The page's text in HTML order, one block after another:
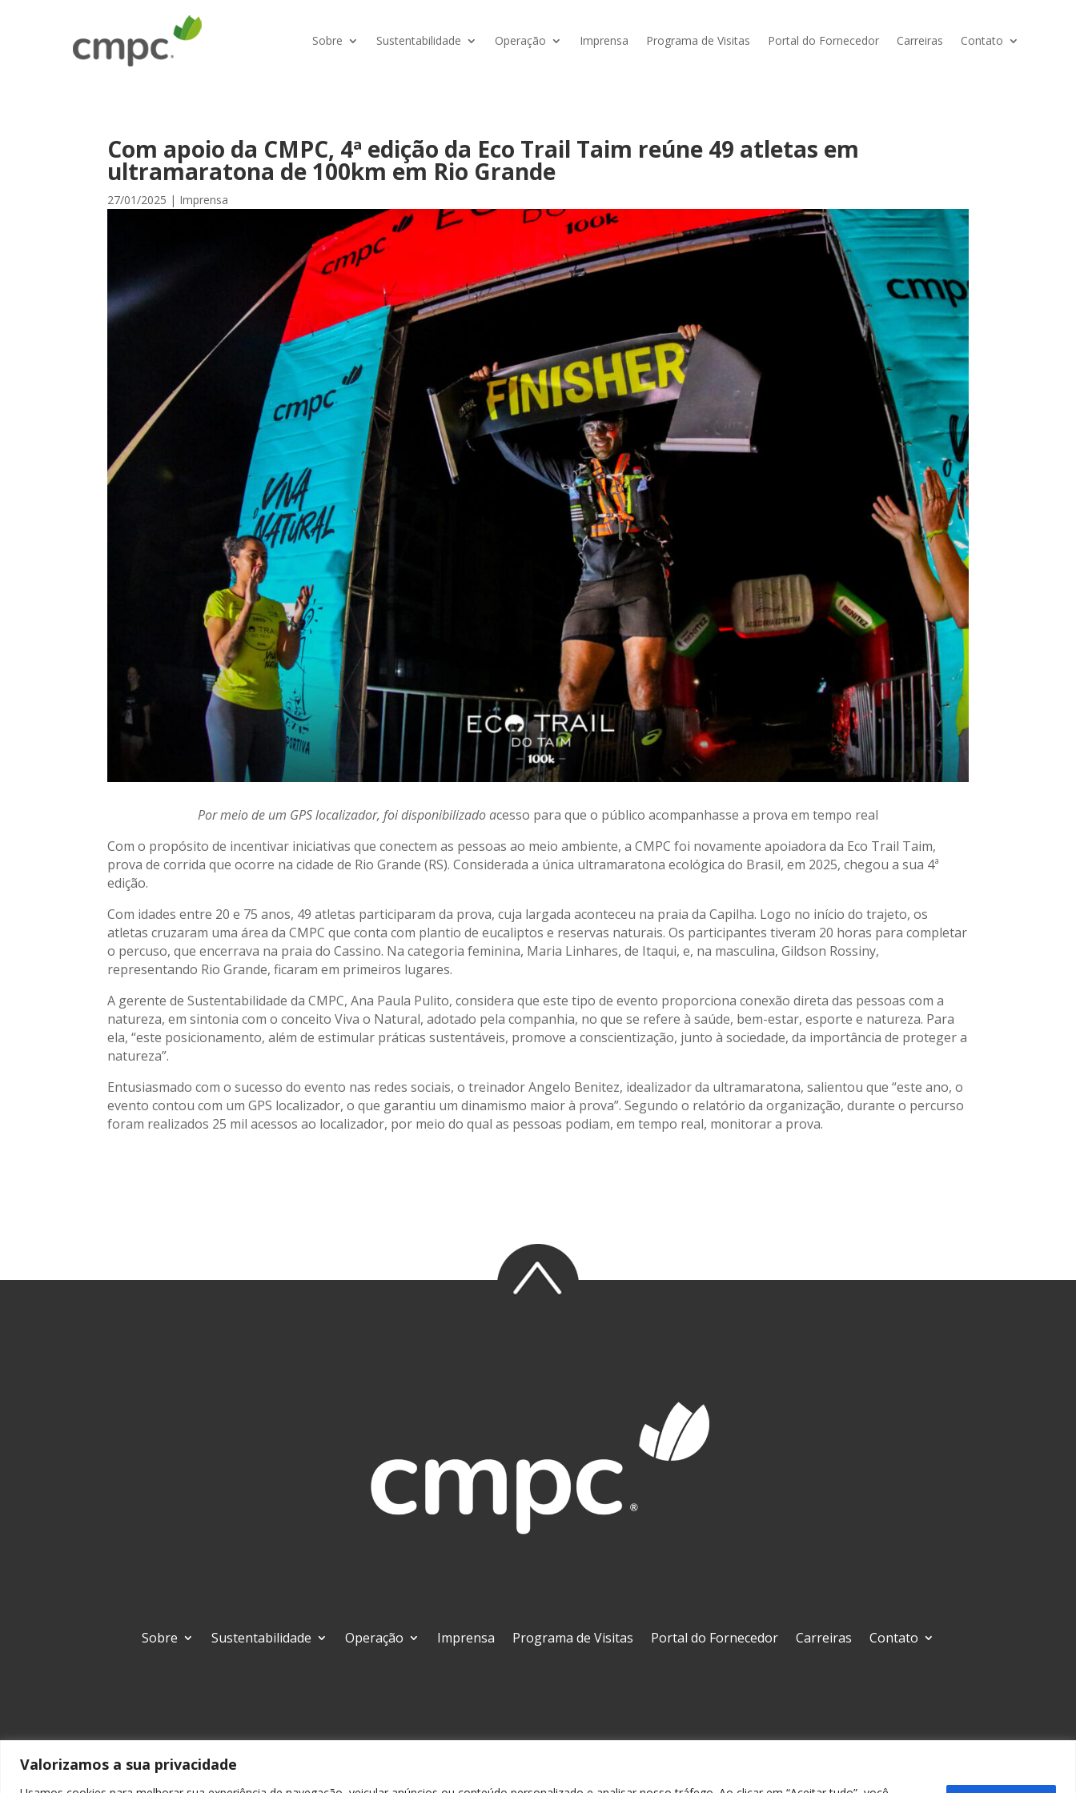
Valorizamos a sua privacidade
Sobre Sustentabilidade Operação Imprensa Programa de Visitas Portal do Fornecedor Carreiras Contato
Com apoio da CMPC, 4ª edição da Eco Trail Taim reúne 49 atletas em
ultramaratona de 100km em Rio Grande
27/01/2025 | Imprensa
Por meio de um GPS localizador, foi disponibilizado acesso para que o público acompanhasse a prova em tempo real
Com o propósito de incentivar iniciativas que conectem as pessoas ao meio ambiente, a CMPC foi novamente apoiadora da Eco Trail Taim,
prova de corrida que ocorre na cidade de Rio Grande (RS). Considerada a única ultramaratona ecológica do Brasil, em 2025, chegou a sua 4ª
edição.
Com idades entre 20 e 75 anos, 49 atletas participaram da prova, cuja largada aconteceu na praia da Capilha. Logo no início do trajeto, os
atletas cruzaram uma área da CMPC que conta com plantio de eucaliptos e reservas naturais. Os participantes tiveram 20 horas para completar
o percuso, que encerrava na praia do Cassino. Na categoria feminina, Maria Linhares, de Itaqui, e, na masculina, Gildson Rossiny,
representando Rio Grande, ficaram em primeiros lugares.
A gerente de Sustentabilidade da CMPC, Ana Paula Pulito, considera que este tipo de evento proporciona conexão direta das pessoas com a
natureza, em sintonia com o conceito Viva o Natural, adotado pela companhia, no que se refere à saúde, bem-estar, esporte e natureza. Para
ela, “este posicionamento, além de estimular práticas sustentáveis, promove a conscientização, junto à sociedade, da importância de proteger a
natureza”.
Entusiasmado com o sucesso do evento nas redes sociais, o treinador Angelo Benitez, idealizador da ultramaratona, salientou que “este ano, o
evento contou com um GPS localizador, o que garantiu um dinamismo maior à prova”. Segundo o relatório da organização, durante o percurso
foram realizados 25 mil acessos ao localizador, por meio do qual as pessoas podiam, em tempo real, monitorar a prova.
Sobre Sustentabilidade Operação Imprensa Programa de Visitas Portal do Fornecedor Carreiras Contato
+55 51 2139 7211 Rua São Geraldo, 1680, Bairro Ermo – CEP 92703-470 – Guaíba, RS, Brasil